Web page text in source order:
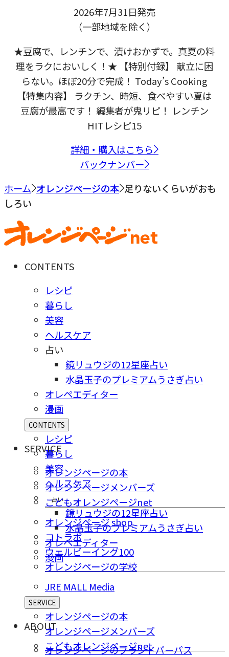
2026年7月31日発売
（一部地域を除く）
★豆腐で、レンチンで、漬けおかずで。真夏の料
理をラクにおいしく！★ 【特別付録】 献立に困
らない。ほぼ20分で完成！ Today’s Cooking
【特集内容】 ラクチン、時短、食べやすい夏は
豆腐が最高です！ 編集者が鬼リピ！ レンチン
HITレシピ15
詳細・購入はこちら
バックナンバー
ホーム オレンジページの本 足りないくらいがおも
しろい
CONTENTS
レシピ
暮らし
美容
ヘルスケア
占い
鏡リュウジの12星座占い
水晶玉子のプレミアムうさぎ占い
オレペエディター
漫画
CONTENTS
レシピ
暮らし
美容
ヘルスケア
占い
鏡リュウジの12星座占い
水晶玉子のプレミアムうさぎ占い
オレペエディター
漫画
SERVICE
オレンジページの本
オレンジページメンバーズ
こどもオレンジページnet
オレンジページ shop
コトラボ
ウェルビーイング100
オレンジページの学校
JRE MALL Media
SERVICE
オレンジページの本
オレンジページメンバーズ
こどもオレンジページnet
ABOUT
オレンジページのブランドパーパス